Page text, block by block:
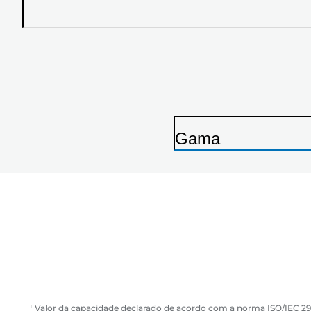
o
Gama
¹ Valor da capacidade declarado de acordo com a norma ISO/IEC